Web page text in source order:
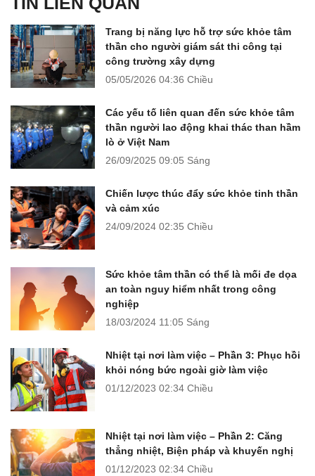
Trang bị năng lực hỗ trợ sức khỏe tâm
thần cho người giám sát thi công tại
công trường xây dựng
05/05/2026 04:36 Chiều
Các yếu tố liên quan đến sức khỏe tâm
thần người lao động khai thác than hầm
lò ở Việt Nam
26/09/2025 09:05 Sáng
Chiến lược thúc đẩy sức khỏe tinh thần
và cảm xúc
24/09/2024 02:35 Chiều
Sức khỏe tâm thần có thể là mối đe dọa
an toàn nguy hiểm nhất trong công
nghiệp
18/03/2024 11:05 Sáng
Nhiệt tại nơi làm việc – Phần 3: Phục hồi
khỏi nóng bức ngoài giờ làm việc
01/12/2023 02:34 Chiều
Nhiệt tại nơi làm việc – Phần 2: Căng
thẳng nhiệt, Biện pháp và khuyến nghị
01/12/2023 02:34 Chiều